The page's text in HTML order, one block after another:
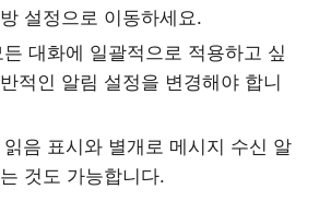
설정으로 이동하세요.
든 대화에 일괄적으로 적용하고 싶
적인 알림 설정을 변경해야 합니
읽음 표시와 별개로 메시지 수신 알
것도 가능합니다.